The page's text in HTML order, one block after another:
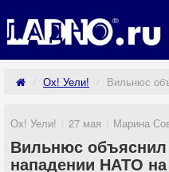
Ох! Уели! Вильнюс
Ох! Уели! 27 мая Марина
Вильнюс объяснил
нападении НАТО